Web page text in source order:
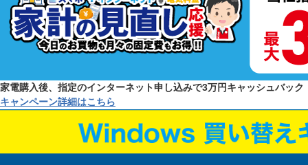
家電購入後、指定のインターネット申し込みで3万円キャッシュバック
キャンペーン詳細はこちら